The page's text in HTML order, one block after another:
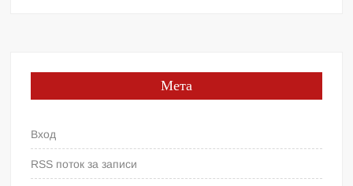
Мета
Вход
RSS поток за записи